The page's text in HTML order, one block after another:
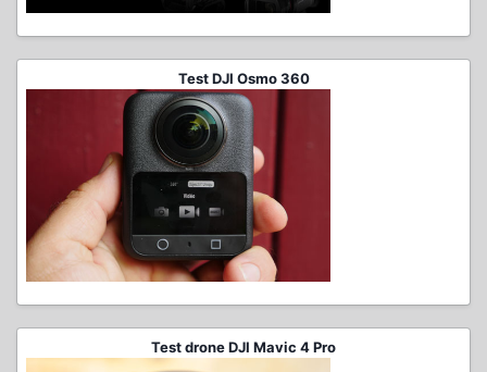
Test DJI Osmo 360
Test drone DJI Mavic 4 Pro